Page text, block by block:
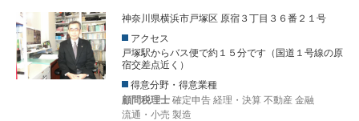
神奈川県横浜市戸塚区 原宿３丁目３６番２１号
アクセス
戸塚駅からバス便で約１５分です（国道１号線の原
宿交差点近く）
得意分野・得意業種
顧問税理士 確定申告 経理・決算 不動産 金融
流通・小売 製造